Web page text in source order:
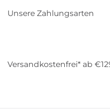
Unsere Zahlungsarten
Versandkostenfrei* ab